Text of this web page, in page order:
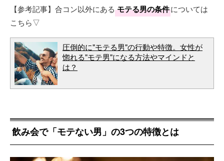
【参考記事】合コン以外にある モテる男の条件については
こちら▽
圧倒的に"モテる男"の行動や特徴。女性が
惚れる"モテ男"になる方法やマインドと
は？
飲み会で「モテない男」の3つの特徴とは